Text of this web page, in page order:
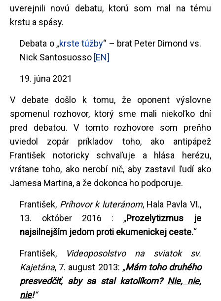
uverejnili novú debatu, ktorú som mal na tému
krstu a spásy.
Debata o „krste túžby“ – brat Peter Dimond vs.
Nick Santosuosso [EN]
19. júna 2021
V debate došlo k tomu, že oponent výslovne
spomenul rozhovor, ktorý sme mali niekoľko dní
pred debatou. V tomto rozhovore som preňho
uviedol zopár príkladov toho, ako antipápež
František notoricky schvaľuje a hlása herézu,
vrátane toho, ako nerobí nič, aby zastavil ľudí ako
Jamesa Martina, a že dokonca ho podporuje.
František, Príhovor k luteránom, Hala Pavla VI.,
13. október 2016 : „Prozelytizmus je
najsilnejším jedom proti ekumenickej ceste.“
František,
Videoposolstvo na sviatok sv.
Kajetána, 7. august 2013: „Mám toho druhého
presvedčiť, aby sa stal katolíkom? Nie, nie,
nie!“